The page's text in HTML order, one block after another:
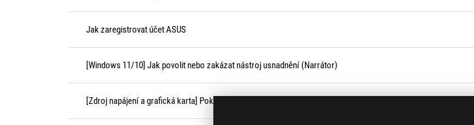
Jak zaregistrovat účet ASUS
[Windows 11/10] Jak povolit nebo zakázat nástroj usnadnění (Narrátor)
[Zdroj napájení a grafická karta] Pokyny k připojení grafické karty řady NVIDIA 30 ke zdroji napájení